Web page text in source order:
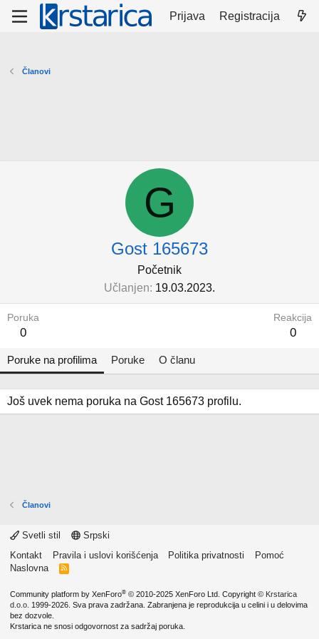
Prijava Registracija
Članovi
G
Gost 165673
Početnik
Učlanjen 19.03.2023.
Poruka
0
Reakcija
0
Poruke na profilima Poruke O članu
Još uvek nema poruka na Gost 165673 profilu.
Članovi
Svetli stil
Srpski
Kontakt
Pravila i uslovi korišćenja Politika privatnosti
Pomoć
Naslovna
R
Community platform by XenForo® © 2010-2025 XenForo Ltd. Copyright © Krstarica
d.o.o. 1999-2026. Sva prava zadržana. Zabranjena je reprodukcija u celini i u delovima
bez dozvole.
Krstarica ne snosi odgovornost za sadržaj poruka.